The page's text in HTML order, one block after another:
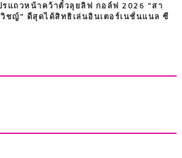
รแถวหน้าคว้าตั๋วลุยลิฟ กอล์ฟ 2026 “สา
ชญ์” ดีสุดได้สิทธิเล่นอินเตอร์เนชั่นแนล ซี